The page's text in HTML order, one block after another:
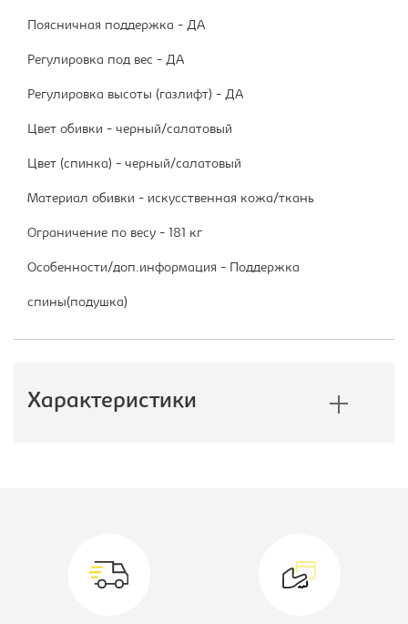
Поясничная поддержка - ДА
Регулировка под вес - ДА
Регулировка высоты (газлифт) - ДА
Цвет обивки - черный/салатовый
Цвет (спинка) - черный/салатовый
Материал обивки - искусственная кожа/ткань
Ограничение по весу - 181 кг
Особенности/доп.информация - Поддержка
спины(подушка)
Характеристики
каркас-черный